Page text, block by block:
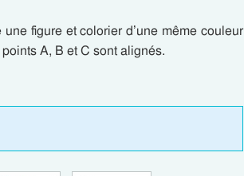
figure et colorier d’une même couleur
A, B et C sont alignés.